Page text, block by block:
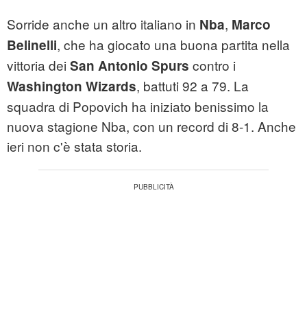
Sorride anche un altro italiano in Nba, Marco
Belinelli, che ha giocato una buona partita nella
vittoria dei San Antonio Spurs contro i
Washington Wizards, battuti 92 a 79. La
squadra di Popovich ha iniziato benissimo la
nuova stagione Nba, con un record di 8-1. Anche
ieri non c'è stata storia.